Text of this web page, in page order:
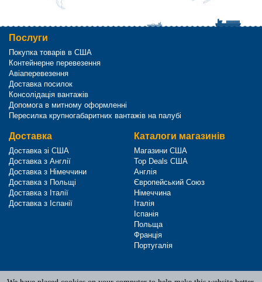
Послуги
Покупка товарів в США
Контейнерне перевезення
Авіаперевезення
Доставка посилок
Консолідація вантажів
Допомога в митному оформленні
Пересилка крупногабаритних вантажів на палубі
Доставка
Доставка зі США
Доставка з Англії
Доставка з Німеччини
Доставка з Польщі
Доставка з Італії
Доставка з Іспанії
Каталоги магазинів
Магазини США
Top Deals США
Англія
Європейський Союз
Німеччина
Італія
Іспанія
Польща
Франція
Португалія